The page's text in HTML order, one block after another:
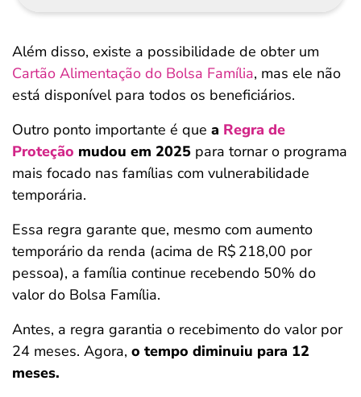
Além disso, existe a possibilidade de obter um
Cartão Alimentação do Bolsa Família, mas ele não
está disponível para todos os beneficiários.
Outro ponto importante é que a Regra de
Proteção mudou em 2025 para tornar o programa
mais focado nas famílias com vulnerabilidade
temporária.
Essa regra garante que, mesmo com aumento
temporário da renda (acima de R$ 218,00 por
pessoa), a família continue recebendo 50% do
valor do Bolsa Família.
Antes, a regra garantia o recebimento do valor por
24 meses. Agora, o tempo diminuiu para 12
meses.